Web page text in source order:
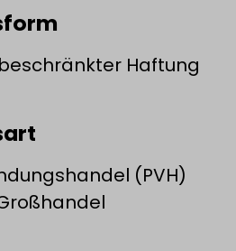
Haftung
(PVH)